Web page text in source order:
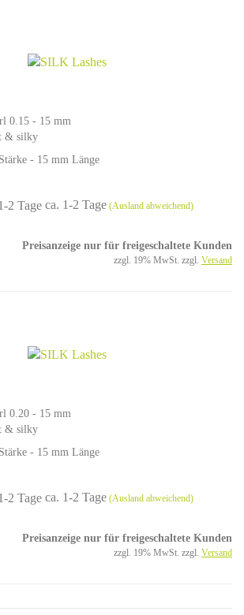
0.15 - 15 mm
& silky
- 15 mm Länge
ca. 1-2 Tage (Ausland abweichend)
Preisanzeige nur für freigeschaltete Kunden
zzgl. 19% MwSt. zzgl. Versand
0.20 - 15 mm
& silky
- 15 mm Länge
ca. 1-2 Tage (Ausland abweichend)
Preisanzeige nur für freigeschaltete Kunden
zzgl. 19% MwSt. zzgl. Versand